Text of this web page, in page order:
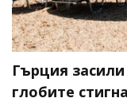
Гърция
глобите